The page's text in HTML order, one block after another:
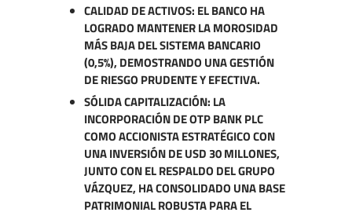
CALIDAD DE ACTIVOS: EL BANCO HA
LOGRADO MANTENER LA MOROSIDAD
MÁS BAJA DEL SISTEMA BANCARIO
(0,5%), DEMOSTRANDO UNA GESTIÓN
DE RIESGO PRUDENTE Y EFECTIVA.
SÓLIDA CAPITALIZACIÓN: LA
INCORPORACIÓN DE OTP BANK PLC
COMO ACCIONISTA ESTRATÉGICO CON
UNA INVERSIÓN DE USD 30 MILLONES,
JUNTO CON EL RESPALDO DEL GRUPO
VÁZQUEZ, HA CONSOLIDADO UNA BASE
PATRIMONIAL ROBUSTA PARA EL